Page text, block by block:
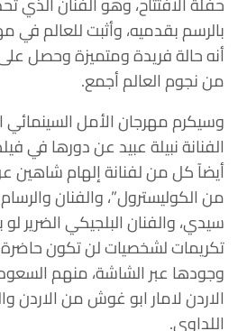
بالرسم بقدميه، وأثبت للعالم في
أنه حالة فريدة ومتميزة وحصل على
من نجوم العالم أجمع.
وسيكرم مهرجان الأمل السينمائي
الفنانة نبيلة عبيد عن دورها في
أيضآ كل من لفنانة إلهام شاهين
من الكوليسترول”، والفنان
سيدي، والفنان البلجيكي الضرير
تكريمات لشخصيات لن تكون
وجودها عبر الشاشة، منهم
الاردن لامار ابو غوش من الاردن
اللداوي.